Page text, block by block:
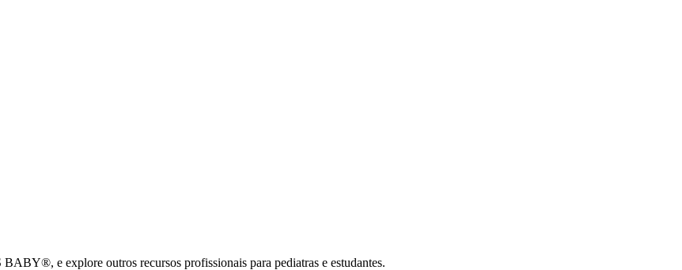
e explore outros recursos profissionais para pediatras e estudantes.